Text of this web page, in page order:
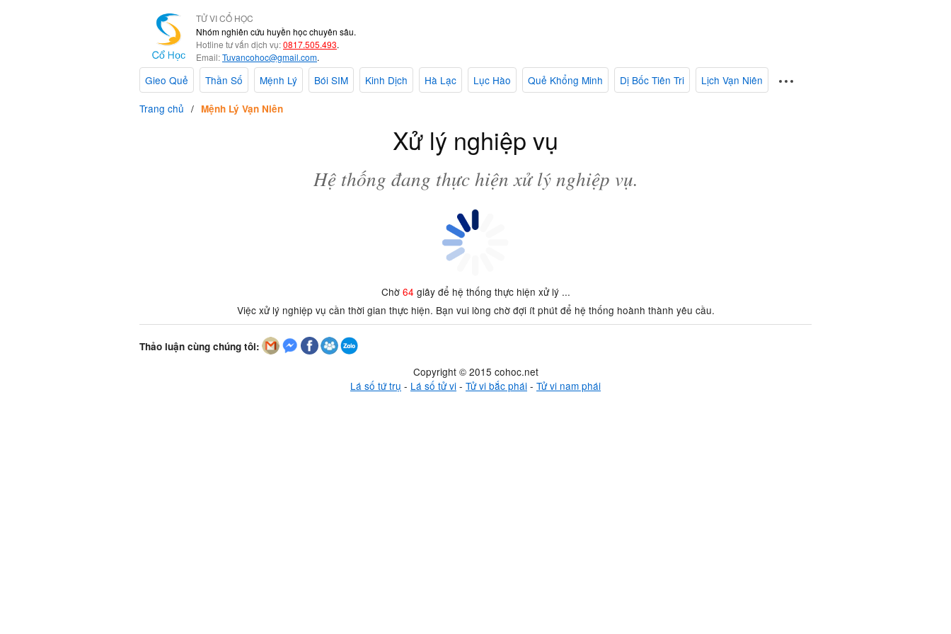
TỬ VI CỔ HỌC
Nhóm nghiên cứu huyền học chuyên sâu.
Hotline tư vấn dịch vụ:0817.505.493.
Email:Tuvancohoc@gmail.com.
Gieo Quẻ Thần Số Mệnh Lý Bói SIM Kinh Dịch Hà Lạc Lục Hào Quẻ Khổng Minh Dị Bốc Tiên Tri
Lịch Vạn Niên
Trang chủ
Mệnh Lý Vạn Niên
Xử lý nghiệp vụ
Hệ thống đang thực hiện xử lý nghiệp vụ.
Chờ 64 giây để hệ thống thực hiện xử lý ...
Việc xử lý nghiệp vụ cần thời gian thực hiện. Bạn vui lòng chờ đợi ít phút để hệ thống hoành thành yêu cầu.
Thảo luận cùng chúng tôi:
Copyright © 2015 cohoc.net
Lá số tứ trụ - Lá số tử vi - Tử vi bắc phái - Tử vi nam phái